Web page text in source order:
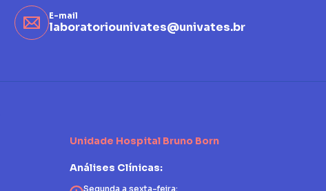
E-mail
laboratoriounivates@univates.br
Unidade Hospital Bruno Born
Análises Clínicas:
Segunda a sexta-feira: